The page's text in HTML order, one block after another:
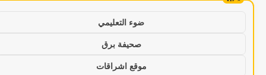
ضوء التعليمي
صحيفة برق
موقع اشراقات